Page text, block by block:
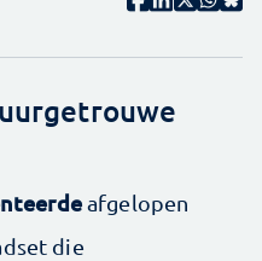
afgelopen
die